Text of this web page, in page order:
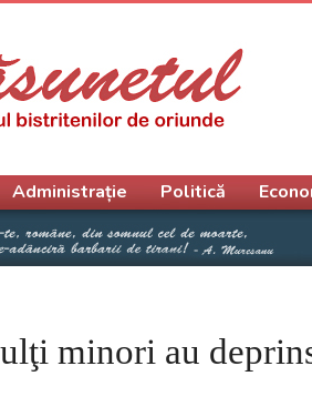
minori au
Administrație Politică